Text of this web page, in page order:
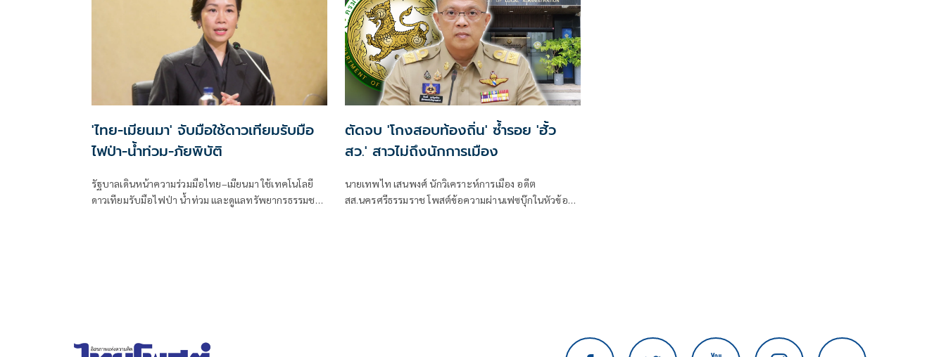
'ไทย-เมียนมา' จับมือใช้ดาวเทียมรับมือ
ไฟป่า-น้ำท่วม-ภัยพิบัติ
รัฐบาลเดินหน้าความร่วมมือไทย–เมียนมา ใช้เทคโนโลยี
ดาวเทียมรับมือไฟป่า น้ำท่วม และดูแลทรัพยากรธรรมชาติ
ตัดจบ 'โกงสอบท้องถิ่น' ซ้ำรอย 'ฮั้ว
สว.' สาวไม่ถึงนักการเมือง
นายเทพไท เสนพงศ์ นักวิเคราะห์การเมือง อดีต
สส.นครศรีธรรมราช โพสต์ข้อความผ่านเฟซบุ๊กในหัวข้อ